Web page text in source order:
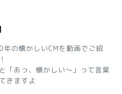
年の懐かしいCMを動画でご紹
「あっ、懐かしい～」って言葉
きますよ